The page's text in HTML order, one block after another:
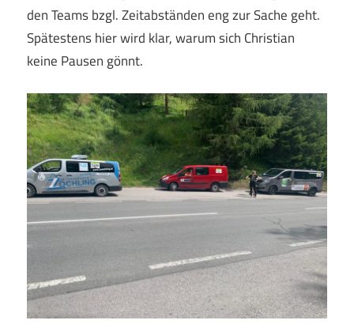
den Teams bzgl. Zeitabständen eng zur Sache geht.
Spätestens hier wird klar, warum sich Christian
keine Pausen gönnt.